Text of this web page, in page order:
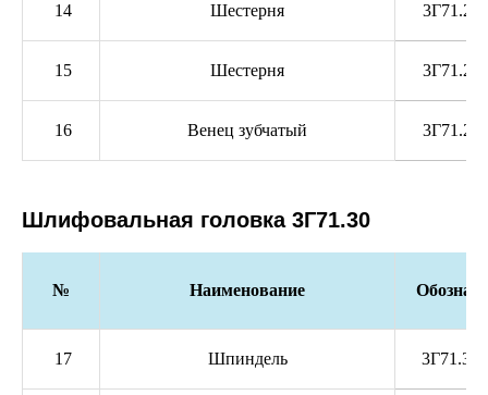
14 Шестерня
15 Шестерня
16 Венец зубчатый
Шлифовальная головка 3Г71.30
№ Наименование
17 Шпиндель